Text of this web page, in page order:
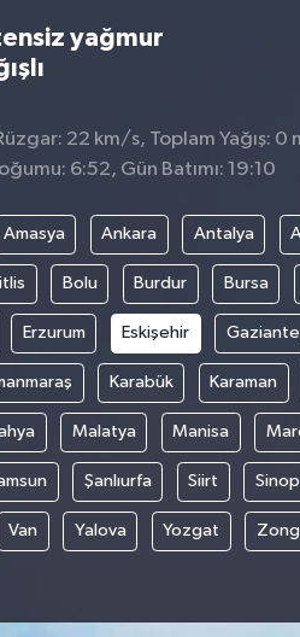
yağmur
22 km/s, Toplam Yağış: 0
6:52, Gün Batımı: 19:10
Amasya Ankara Antalya
Bolu Burdur Bursa
Erzurum Eskişehir
Karabük Karaman
Malatya Manisa
Şanlıurfa Siirt Sinop
Van Yalova Yozgat